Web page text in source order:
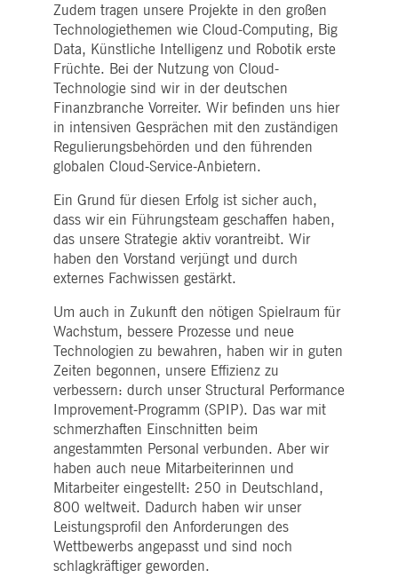
Zudem tragen unsere Projekte in den großen
Technologiethemen wie Cloud-Computing, Big
Data, Künstliche Intelligenz und Robotik erste
Früchte. Bei der Nutzung von Cloud-
Technologie sind wir in der deutschen
Finanzbranche Vorreiter. Wir befinden uns hier
in intensiven Gesprächen mit den zuständigen
Regulierungsbehörden und den führenden
globalen Cloud-Service-Anbietern.
Ein Grund für diesen Erfolg ist sicher auch,
dass wir ein Führungsteam geschaffen haben,
das unsere Strategie aktiv vorantreibt. Wir
haben den Vorstand verjüngt und durch
externes Fachwissen gestärkt.
Um auch in Zukunft den nötigen Spielraum für
Wachstum, bessere Prozesse und neue
Technologien zu bewahren, haben wir in guten
Zeiten begonnen, unsere Effizienz zu
verbessern: durch unser Structural Performance
Improvement-Programm (SPIP). Das war mit
schmerzhaften Einschnitten beim
angestammten Personal verbunden. Aber wir
haben auch neue Mitarbeiterinnen und
Mitarbeiter eingestellt: 250 in Deutschland,
800 weltweit. Dadurch haben wir unser
Leistungsprofil den Anforderungen des
Wettbewerbs angepasst und sind noch
schlagkräftiger geworden.